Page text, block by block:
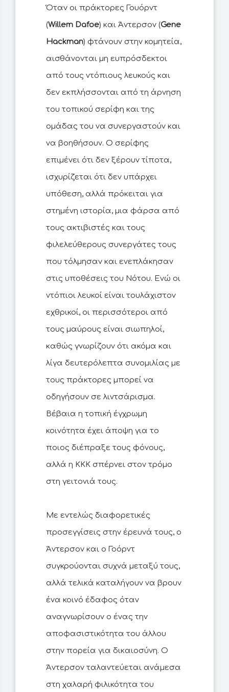
Όταν οι πράκτορες Γουόρντ
(Willem Dafoe) και Άντερσον (Gene
Hackman) φτάνουν στην κομητεία,
αισθάνονται μη ευπρόσδεκτοι
από τους ντόπιους λευκούς και
δεν εκπλήσσονται από τη άρνηση
του τοπικού σερίφη και της
ομάδας του να συνεργαστούν και
να βοηθήσουν. Ο σερίφης
επιμένει ότι δεν ξέρουν τίποτα,
ισχυρίζεται ότι δεν υπάρχει
υπόθεση, αλλά πρόκειται για
στημένη ιστορία, μια φάρσα από
τους ακτιβιστές και τους
φιλελεύθερους συνεργάτες τους
που τόλμησαν και ενεπλάκησαν
στις υποθέσεις του Νότου. Ενώ οι
ντόπιοι λευκοί είναι τουλάχιστον
εχθρικοί, οι περισσότεροι από
τους μαύρους είναι σιωπηλοί,
καθώς γνωρίζουν ότι ακόμα και
λίγα δευτερόλεπτα συνομιλίας με
τους πράκτορες μπορεί να
οδηγήσουν σε λιντσάρισμα.
Βέβαια η τοπική έγχρωμη
κοινότητα έχει άποψη για το
ποιος διέπραξε τους φόνους,
αλλά η ΚΚΚ σπέρνει στον τρόμο
στη γειτονιά τους.
Με εντελώς διαφορετικές
προσεγγίσεις στην έρευνά τους, ο
Άντερσον και ο Γοόρντ
συγκρούονται συχνά μεταξύ τους,
αλλά τελικά καταλήγουν να βρουν
ένα κοινό έδαφος όταν
αναγνωρίσουν ο ένας την
αποφασιστικότητα του άλλου
στην πορεία για δικαιοσύνη. Ο
Άντερσον ταλαντεύεται ανάμεσα
στη χαλαρή φιλικότητα του